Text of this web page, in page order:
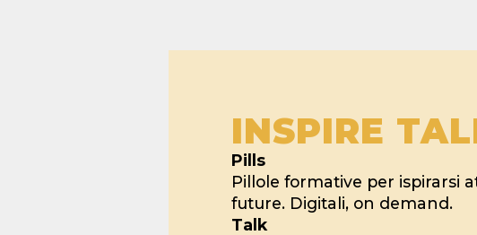
INSPIRE
Pills
Pillole formative per ispirarsi
future. Digitali, on demand.
Talk